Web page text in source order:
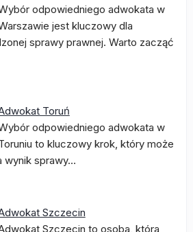
odpowiedniego adwokata w
jest kluczowy dla
sprawy prawnej. Warto zacząć
Toruń
odpowiedniego adwokata w
to kluczowy krok, który może
wynik sprawy…
Szczecin
Szczecin to osoba, która